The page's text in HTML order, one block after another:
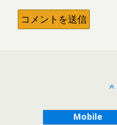
Mobile